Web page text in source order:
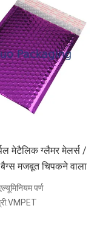
मेटैलिक ग्लैमर मेलर्स /
मजबूत चिपकने वाला
पर्ण